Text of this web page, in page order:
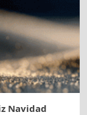
Navidad